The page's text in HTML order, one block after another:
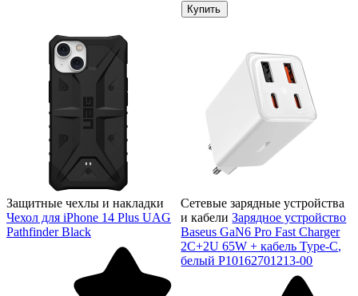
Купить
Защитные чехлы и накладки
Чехол для iPhone 14 Plus UAG
Pathfinder Black
Сетевые зарядные устройства
и кабели Зарядное устройство
Baseus GaN6 Pro Fast Charger
2C+2U 65W + кабель Type-C,
белый P10162701213-00